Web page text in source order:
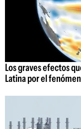
Los graves efectos
Latina por el